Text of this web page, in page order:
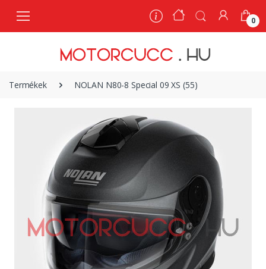
0
Termékek NOLAN N80-8 Special 09 XS (55)
0